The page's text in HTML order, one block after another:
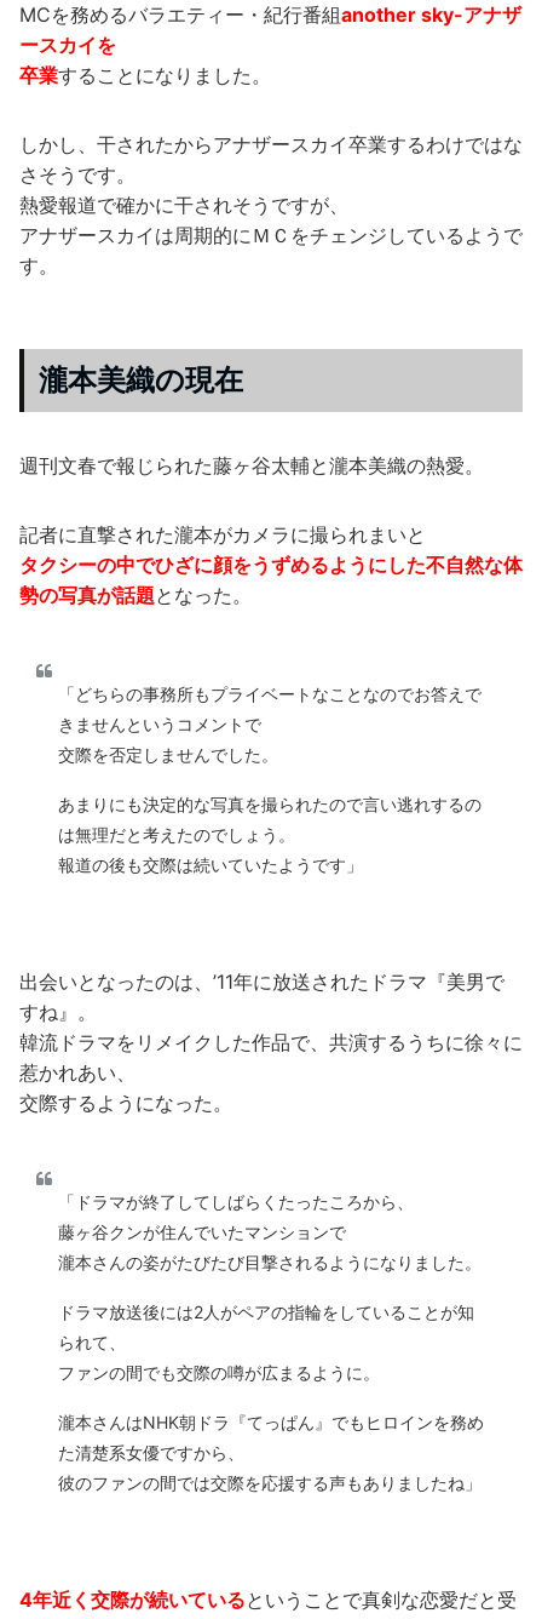
MCを務めるバラエティー・紀行番組another sky-アナザ
ースカイを
卒業することになりました。
しかし、干されたからアナザースカイ卒業するわけではな
さそうです。
熱愛報道で確かに干されそうですが、
アナザースカイは周期的にＭＣをチェンジしているようで
す。
瀧本美織の現在
週刊文春で報じられた藤ヶ谷太輔と瀧本美織の熱愛。
記者に直撃された瀧本がカメラに撮られまいと
タクシーの中でひざに顔をうずめるようにした不自然な体
勢の写真が話題となった。
「どちらの事務所もプライベートなことなのでお答えで
きませんというコメントで
交際を否定しませんでした。
あまりにも決定的な写真を撮られたので言い逃れするの
は無理だと考えたのでしょう。
報道の後も交際は続いていたようです」
出会いとなったのは、’11年に放送されたドラマ『美男で
すね』。
韓流ドラマをリメイクした作品で、共演するうちに徐々に
惹かれあい、
交際するようになった。
「ドラマが終了してしばらくたったころから、
藤ヶ谷クンが住んでいたマンションで
瀧本さんの姿がたびたび目撃されるようになりました。
ドラマ放送後には2人がペアの指輪をしていることが知
られて、
ファンの間でも交際の噂が広まるように。
瀧本さんはNHK朝ドラ『てっぱん』でもヒロインを務め
た清楚系女優ですから、
彼のファンの間では交際を応援する声もありましたね」
4年近く交際が続いているということで真剣な恋愛だと受